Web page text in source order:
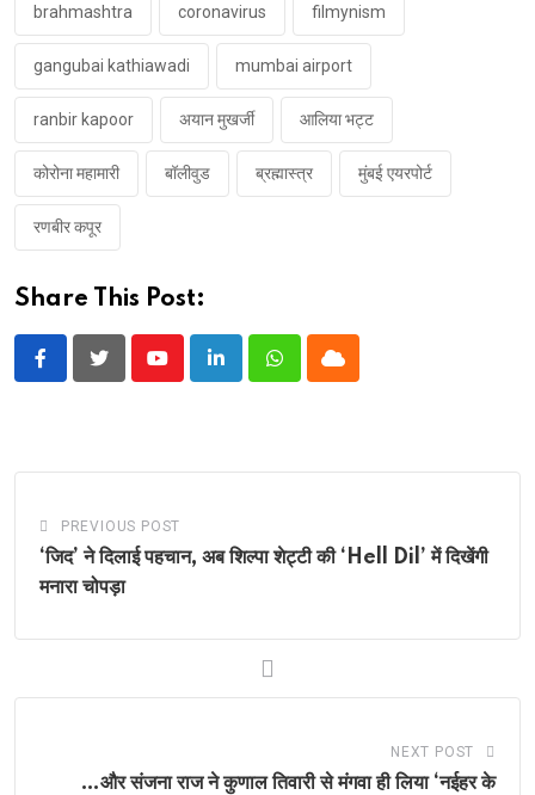
brahmashtra coronavirus filmynism
gangubai kathiawadi mumbai airport
ranbir kapoor अयान मुखर्जी आलिया भट्ट
कोरोना महामारी बॉलीवुड ब्रह्मास्त्र मुंबई एयरपोर्ट
रणबीर कपूर
Share This Post:
YoutubeLinkedInWhatsappCloud
PREVIOUS POST
‘जिद’ ने दिलाई पहचान, अब शिल्पा शेट्टी की ‘Hell Dil’ में दिखेंगी
मनारा चोपड़ा
NEXT POST
…और संजना राज ने कुणाल तिवारी से मंगवा ही लिया ‘नईहर के